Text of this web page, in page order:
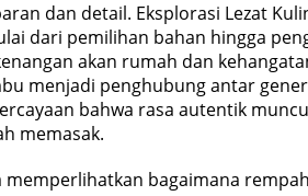
dan detail. Eksplorasi Lezat
dari pemilihan bahan hingga
akan rumah dan
menjadi penghubung antar
bahwa rasa autentik
memasak.
memperlihatkan bagaimana